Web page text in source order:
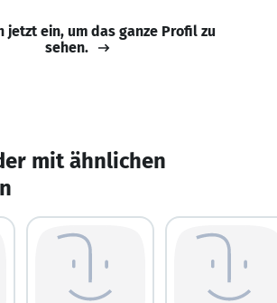
jetzt ein, um das ganze Profil zu
sehen.
mit ähnlichen